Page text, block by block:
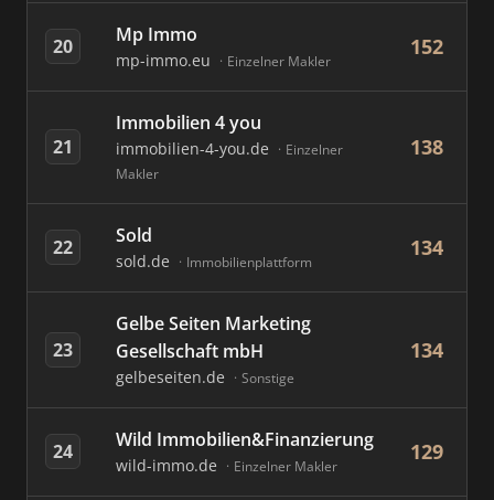
20 Mp Immo
mp-immo.eu Einzelner Makler
152
21
Immobilien 4 you
immobilien-4-you.de
Einzelner
Makler
138
22 Sold
sold.de Immobilienplattform
134
23
Gelbe Seiten Marketing
Gesellschaft mbH
gelbeseiten.de Sonstige
134
24 Wild Immobilien&Finanzierung
wild-immo.de Einzelner Makler
129